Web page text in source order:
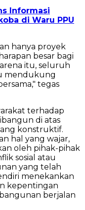
Informasi
di Waru PPU
hanya proyek
besar bagi
itu, seluruh
mendukung
tegas
terhadap
di atas
konstruktif.
hal yang wajar,
oleh pihak-pihak
sosial atau
yang telah
menekankan
kepentingan
berjalan